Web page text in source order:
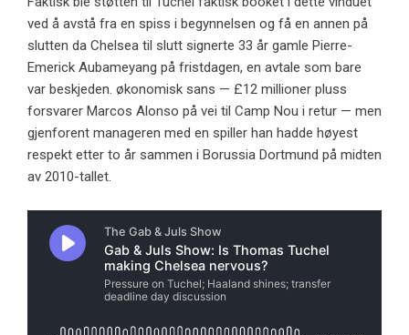
ved å avstå fra en spiss i begynnelsen og få en annen på
slutten da Chelsea til slutt signerte 33 år gamle Pierre-
Emerick Aubameyang på fristdagen, en avtale som bare
var beskjeden. økonomisk sans — £12 millioner pluss
forsvarer Marcos Alonso på vei til Camp Nou i retur — men
gjenforent manageren med en spiller han hadde høyest
respekt etter to år sammen i Borussia Dortmund på midten
av 2010-tallet.